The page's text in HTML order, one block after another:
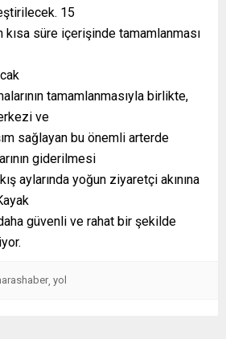
15
kısa süre içerişinde tamamlanması
tamamlanmasıyla birlikte,
ve
sağlayan bu önemli arterde
giderilmesi
aylarında yoğun ziyaretçi akınına
güvenli ve rahat bir şekilde
yol